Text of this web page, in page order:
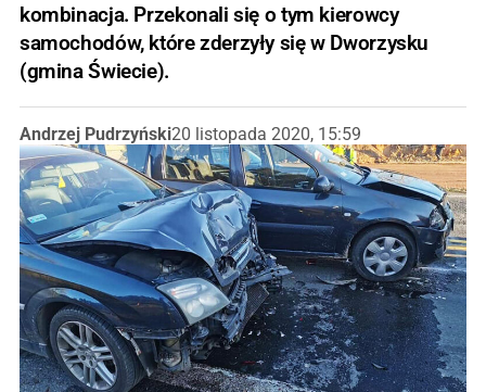
kombinacja. Przekonali się o tym kierowcy
samochodów, które zderzyły się w Dworzysku
(gmina Świecie).
Andrzej Pudrzyński20 listopada 2020, 15:59